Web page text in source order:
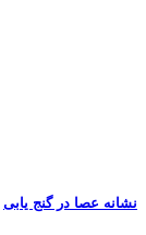
نشانه عصا در گنج یابی